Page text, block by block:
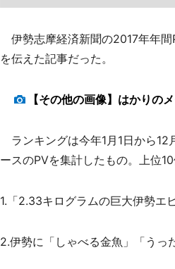
伊勢志摩経済新聞の2017年年間
を伝えた記事だった。
【その他の画像】はかりの
ランキングは今年1月1日から12
ースのPVを集計したもの。上位
1.「2.33キログラムの巨大伊勢エ
2.伊勢に「しゃべる金魚」「うっ